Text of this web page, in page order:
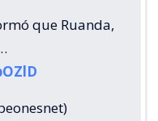
que Ruanda,